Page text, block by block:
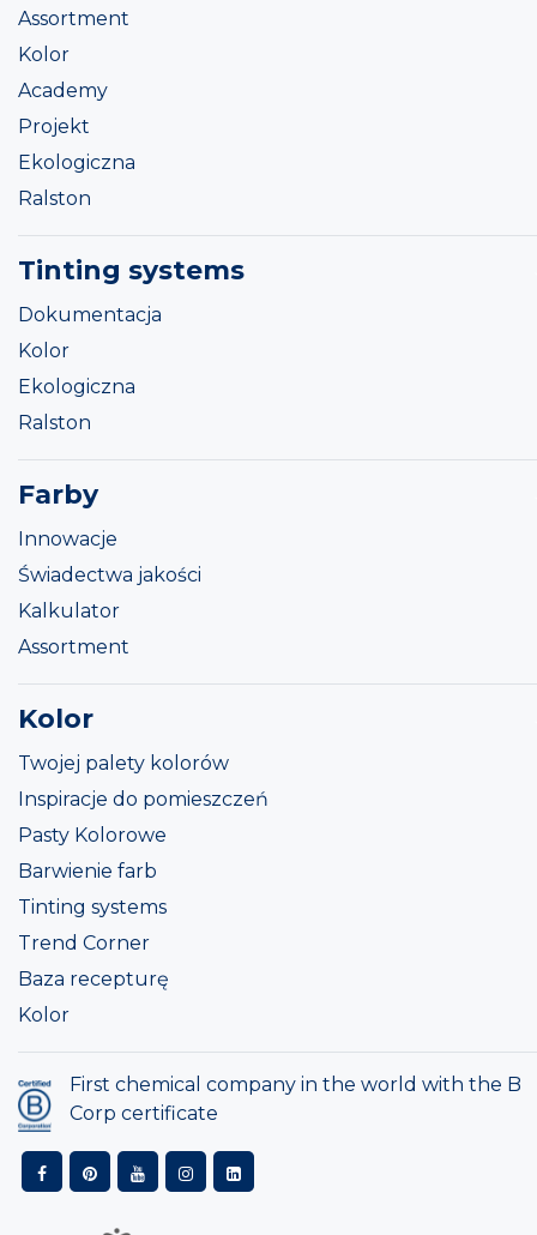
Assortment
Kolor
Academy
Projekt
Ekologiczna
Ralston
Tinting systems
Dokumentacja
Kolor
Ekologiczna
Ralston
Farby
Innowacje
Świadectwa jakości
Kalkulator
Assortment
Kolor
Twojej palety kolorów
Inspiracje do pomieszczeń
Pasty Kolorowe
Barwienie farb
Tinting systems
Trend Corner
Baza recepturę
Kolor
First chemical company in the world with the B
Corp certificate